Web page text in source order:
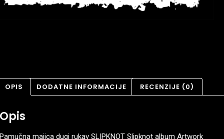
OPIS DODATNE INFORMACIJE RECENZIJE (0)
Opis
Pamučna majica dugi rukav SLIPKNOT Slipknot album Artwork